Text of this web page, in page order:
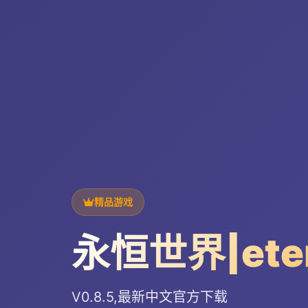
精品游戏
永恒世界
V0.8.5,最新中文官方下载